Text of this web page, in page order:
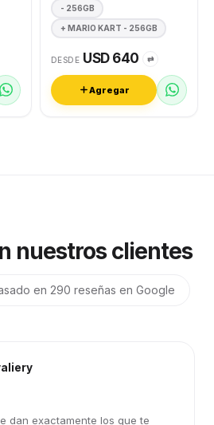
- 256GB
+ MARIO KART - 256GB
DESDE USD 640 ⇄
Agregar
nuestros clientes
en 290 reseñas en Google
dan exactamente los que te